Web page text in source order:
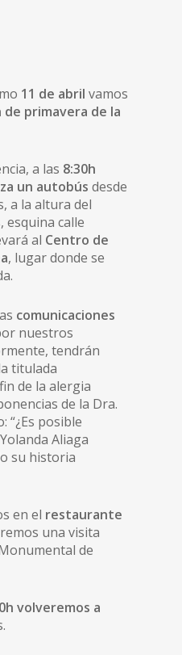
11 de abril vamos
de primavera de la
a las 8:30h
un autobús desde
a la altura del
esquina calle
al Centro de
, lugar donde se
comunicaciones
nuestros
tendrán
titulada
de la alergia
de la Dra.
“¿Es posible
Aliaga
su historia
en el restaurante
una visita
de
volveremos a